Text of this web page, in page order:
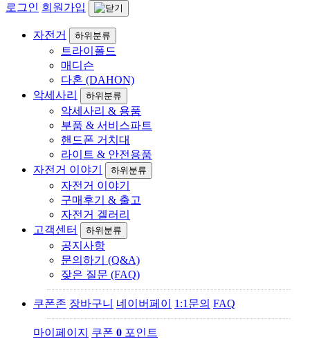
로그인 회원가입
자전거 하위분류
트라이폴드
매디슨
다혼 (DAHON)
악세사리
하위분류
악세사리 & 용품
부품 & 서비스파트
핸드폰 거치대
라이트 & 안전용품
자전거 이야기
하위분류
자전거 이야기
구매후기 & 출고
자전거 겔러리
고객센터
하위분류
공지사항
문의하기 (Q&A)
잦은 질문 (FAQ)
쿠폰존 장바구니 네이버페이 1:1문의 FAQ
마이페이지 쿠폰 0 포인트